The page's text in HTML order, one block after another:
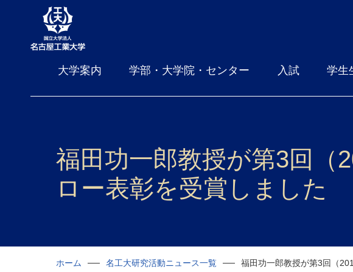
大学案内 学部・大学院・センター 入試 学生
福田功一郎教授が第3回（
ロー表彰を受賞しました
ホーム 名工大研究活動ニュース一覧 福田功一郎教授が第3回（